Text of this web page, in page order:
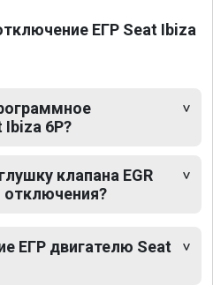
ЕГР Seat Ibiza
6P?
клапана EGR
отключения?
ЕГР двигателю Seat